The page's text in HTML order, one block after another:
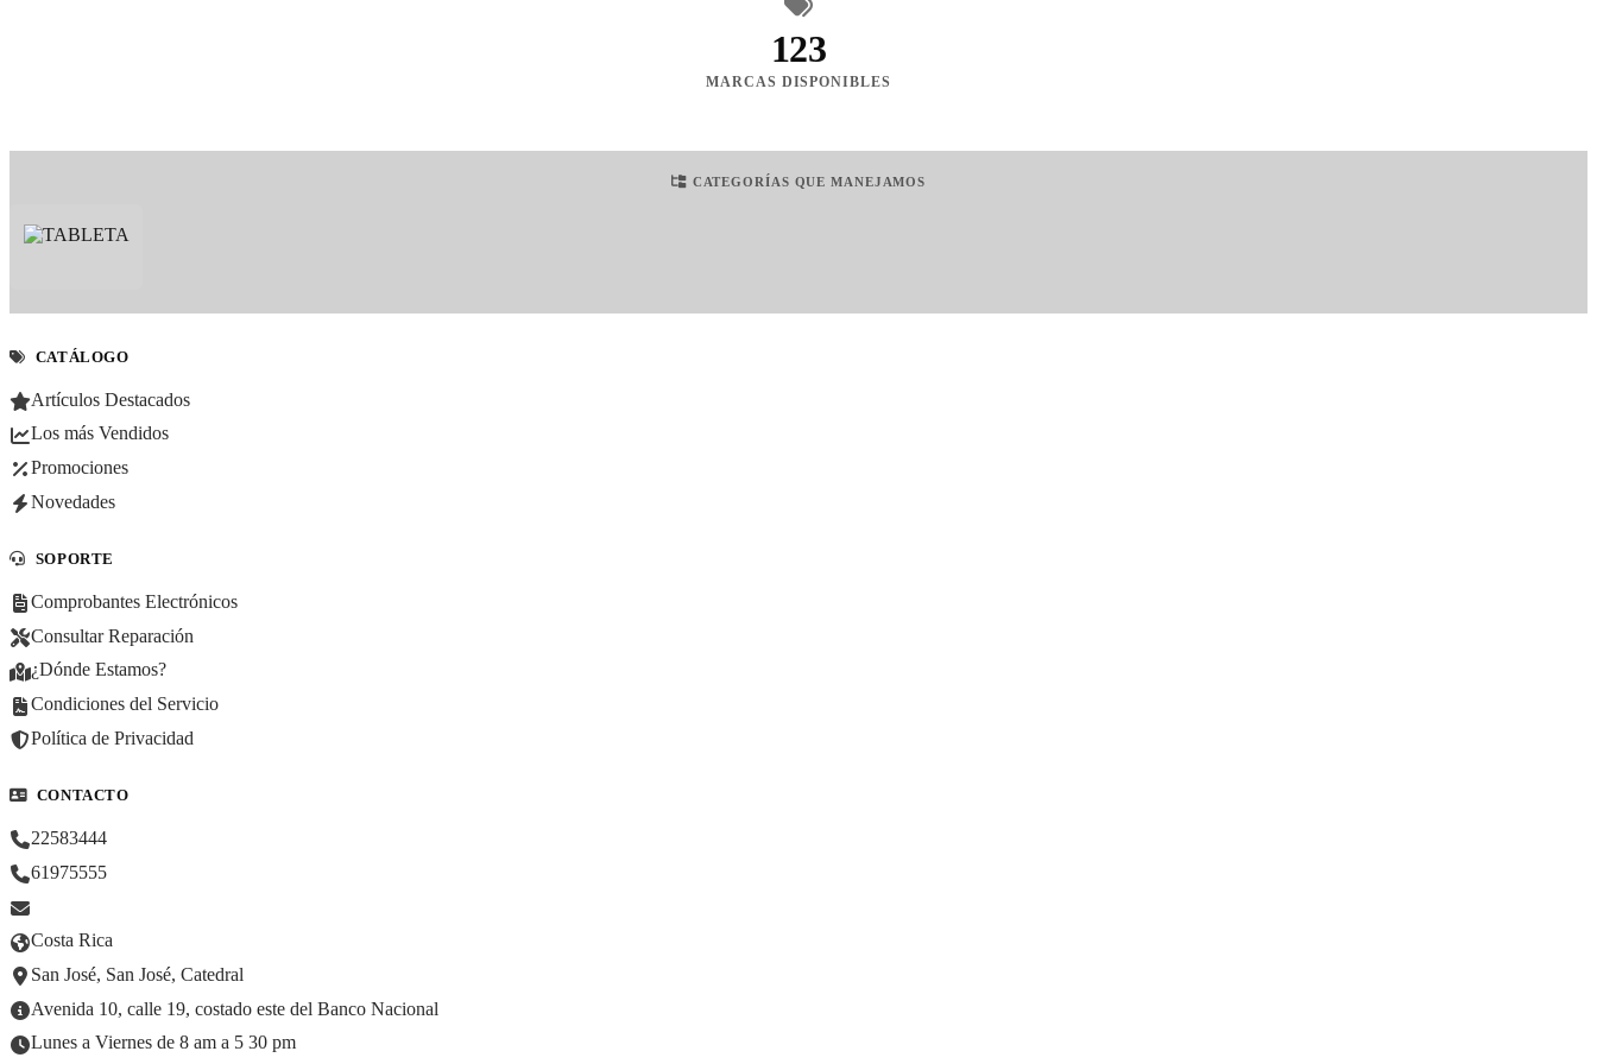
123
MARCAS DISPONIBLES
CATEGORÍAS QUE MANEJAMOS
CATÁLOGO
Artículos Destacados
Los más Vendidos
Promociones
Novedades
SOPORTE
Comprobantes Electrónicos
Consultar Reparación
¿Dónde Estamos?
Condiciones del Servicio
Política de Privacidad
CONTACTO
22583444
61975555
Costa Rica
San José, San José, Catedral
Avenida 10, calle 19, costado este del Banco Nacional
Lunes a Viernes de 8 am a 5 30 pm